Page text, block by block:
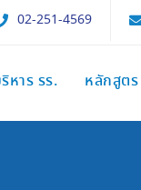
02-251-4569
หาร รร. หลักสูตร